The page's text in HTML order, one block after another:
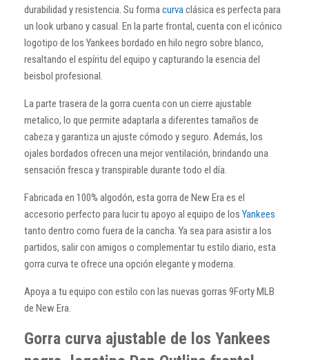
durabilidad y resistencia. Su formacurvaclásica es perfecta para
un look urbano y casual. En la parte frontal, cuenta con el icónico
logotipo de los Yankees bordado en hilo negro sobre blanco,
resaltando el espíritu del equipo y capturando la esencia del
beisbol profesional.
La parte trasera de la gorra cuenta con un cierre ajustable
metalico, lo que permite adaptarla a diferentes tamaños de
cabeza y garantiza un ajuste cómodo y seguro. Además, los
ojales bordados ofrecen una mejor ventilación, brindando una
sensación fresca y transpirable durante todo el día.
Fabricada en 100% algodón, esta gorra de New Era es el
accesorio perfecto para lucir tu apoyo al equipo de los Yankees
tanto dentro como fuera de la cancha. Ya sea para asistir a los
partidos, salir con amigos o complementar tu estilo diario, esta
gorra curva te ofrece una opción elegante y moderna.
Apoya a tu equipo con estilo con las nuevas gorras 9Forty MLB
de New Era.
Gorra curva ajustable de los Yankees